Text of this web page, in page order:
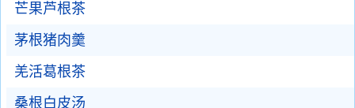
芒果芦根茶
茅根猪肉羹
羌活葛根茶
桑根白皮汤